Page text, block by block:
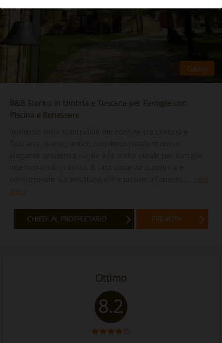
B&B Storico in Umbria e Toscana per Famiglie con
Piscina e Benessere
Immerso nella tranquillità del confine tra Umbria e
Toscana, questo antico convento trasformato in
elegante residenza rurale è la scelta ideale per famiglie
internazionali in cerca di una vacanza autentica e
confortevole. La struttura offre piscine all'aperto,... Vedi
altro
CHIEDI AL PROPRIETARIO PRENOTA
Ottimo
8.2